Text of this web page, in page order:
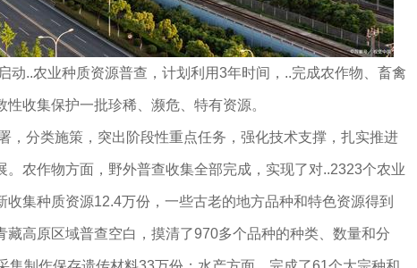
..农业种质资源普查，计划利用3年时间，..完成农作物、畜禽
收集保护一批珍稀、濒危、特有资源。
分类施策，突出阶段性重点任务，强化技术支撑，扎实推进
。农作物方面，野外普查收集全部完成，实现了对..2323个农业
集种质资源12.4万份，一些古老的地方品种和特色资源得到
藏高原区域普查空白，摸清了970多个品种的种类、数量和分